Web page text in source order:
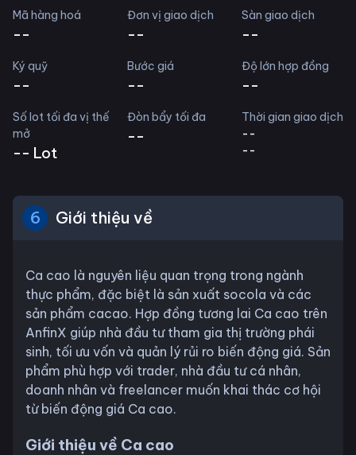
Mã hàng hoá
--
Đơn vị giao dịch
--
Sàn giao dịch
--
Ký quỹ
--
Bước giá
--
Độ lớn hợp đồng
--
Số lot tối đa vị thế
mở
-- Lot
Đòn bẩy tối đa
--
Thời gian giao dịch
--
--
6 Giới thiệu về
Ca cao là nguyên liệu quan trọng trong ngành
thực phẩm, đặc biệt là sản xuất socola và các
sản phẩm cacao. Hợp đồng tương lai Ca cao trên
AnfinX giúp nhà đầu tư tham gia thị trường phái
sinh, tối ưu vốn và quản lý rủi ro biến động giá. Sản
phẩm phù hợp với trader, nhà đầu tư cá nhân,
doanh nhân và freelancer muốn khai thác cơ hội
từ biến động giá Ca cao.
Giới thiệu về Ca cao